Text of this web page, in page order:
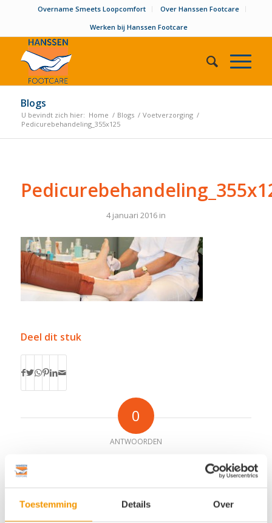
Toestemming Details Over
Overname Smeets Loopcomfort
Over Hanssen Footcare
Werken bij Hanssen Footcare
Blogs
U bevindt zich hier: Home / Blogs / Voetverzorging /
Pedicurebehandeling_355x125
4 januari 2016in
Deel dit stuk
0
ANTWOORDEN
Plaats een Reactie